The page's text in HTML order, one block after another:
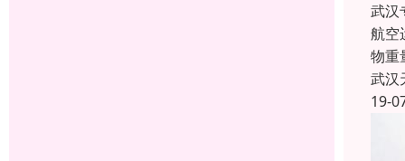
武汉
航空
物重
武汉
19-